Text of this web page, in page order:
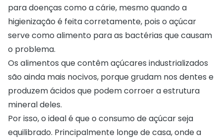
para doenças como acárie, mesmo quando a
higienização é feita corretamente, pois o açúcar
serve como alimento para as bactérias que causam
o problema.
Os alimentos que contêm açúcares industrializados
são ainda mais nocivos, porque grudam nos dentes e
produzem ácidos que podem corroer a estrutura
mineral deles.
Por isso, o ideal é que o consumo de açúcar seja
equilibrado. Principalmente longe de casa, onde a